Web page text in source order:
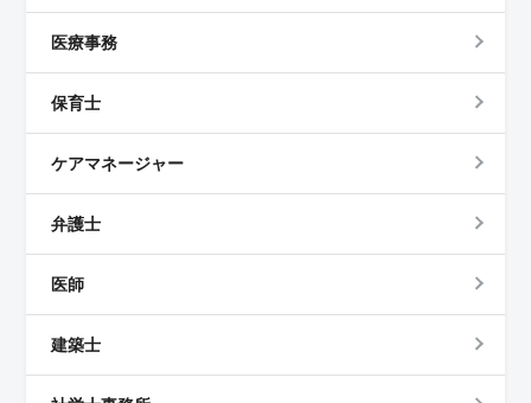
医療事務
保育士
ケアマネージャー
弁護士
医師
建築士